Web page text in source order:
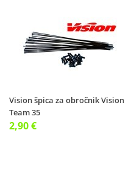
Vision špica za obročnik Vision
Team 35
2,90 €